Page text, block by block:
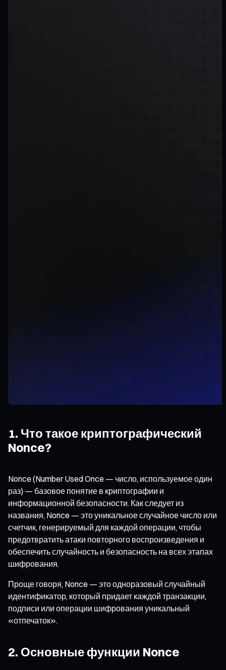
1. Что такое криптографический
Nonce?
Nonce (Number Used Once — число, используемое один
раз) — базовое понятие в криптографии и
информационной безопасности. Как следует из
названия, Nonce — это уникальное случайное число или
счетчик, генерируемый для каждой операции, чтобы
предотвратить атаки повторного воспроизведения и
обеспечить случайность и безопасность на всех этапах
шифрования.
Проще говоря, Nonce — это одноразовый случайный
идентификатор, который придает каждой транзакции,
подписи или операции шифрования уникальный
«отпечаток».
2. Основные функции Nonce